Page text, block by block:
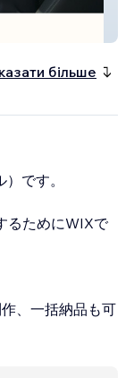
більше
です。
るためにWIXで
、一括納品も可